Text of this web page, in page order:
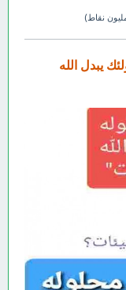
نقاط)
يبدل الله